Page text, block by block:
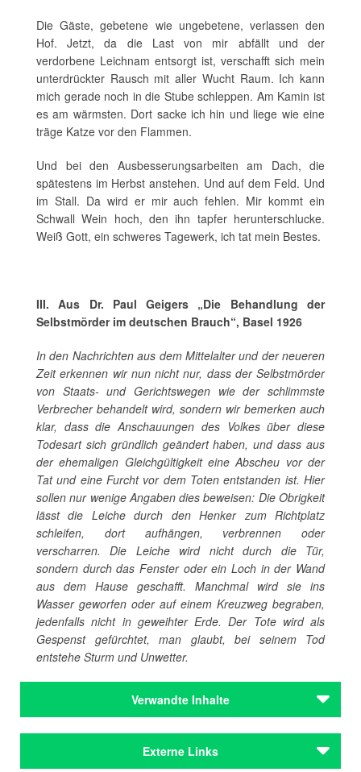
Die Gäste, gebetene wie ungebetene, verlassen den
Hof. Jetzt, da die Last von mir abfällt und der
verdorbene Leichnam entsorgt ist, verschafft sich mein
unterdrückter Rausch mit aller Wucht Raum. Ich kann
mich gerade noch in die Stube schleppen. Am Kamin ist
es am wärmsten. Dort sacke ich hin und liege wie eine
träge Katze vor den Flammen.
Und bei den Ausbesserungsarbeiten am Dach, die
spätestens im Herbst anstehen. Und auf dem Feld. Und
im Stall. Da wird er mir auch fehlen. Mir kommt ein
Schwall Wein hoch, den ihn tapfer herunterschlucke.
Weiß Gott, ein schweres Tagewerk, ich tat mein Bestes.
III. Aus Dr. Paul Geigers „Die Behandlung der
Selbstmörder im deutschen Brauch“, Basel 1926
In den Nachrichten aus dem Mittelalter und der neueren
Zeit erkennen wir nun nicht nur, dass der Selbstmörder
von Staats- und Gerichtswegen wie der schlimmste
Verbrecher behandelt wird, sondern wir bemerken auch
klar, dass die Anschauungen des Volkesüber diese
Todesart sich gründlich geändert haben, und dass aus
der ehemaligen Gleichgültigkeit eine Abscheu vor der
Tat und eine Furcht vor dem Toten entstanden ist. Hier
sollen nur wenige Angaben dies beweisen: Die Obrigkeit
lässt die Leiche durch den Henker zum Richtplatz
schleifen, dort aufhängen, verbrennen oder
verscharren. Die Leiche wird nicht durch die Tür,
sondern durch das Fenster oder ein Loch in der Wand
aus dem Hause geschafft. Manchmal wird sie ins
Wasser geworfen oder auf einem Kreuzweg begraben,
jedenfalls nicht in geweihter Erde. Der Tote wird als
Gespenst gefürchtet, man glaubt, bei seinem Tod
entstehe Sturm und Unwetter.
Verwandte Inhalte
Externe Links